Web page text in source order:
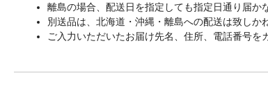
離島の場合、配送日を指定しても指定日通り届か
別送品は、北海道・沖縄・離島への配送は致しか
ご入力いただいたお届け先名、住所、電話番号を